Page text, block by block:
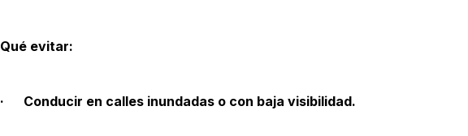
Qué evitar:
· Conducir en calles inundadas o con baja visibilidad.